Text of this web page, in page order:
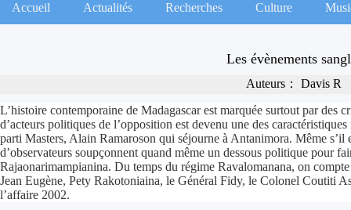
Accueil Actualités Recherches Culture
Les évènements
Auteurs：Davis R
L’histoire contemporaine de Madagascar est marquée surtout par des
d’acteurs politiques de l’opposition est devenu une des
parti Masters, Alain Ramaroson qui séjourne à Antanimora. Même
d’observateurs soupçonnent quand même un dessous politique pour
Rajaonarimampianina. Du temps du régime Ravalomanana, on
Jean Eugène, Pety Rakotoniaina, le Général Fidy, le Colonel Coutiti
l’affaire 2002.